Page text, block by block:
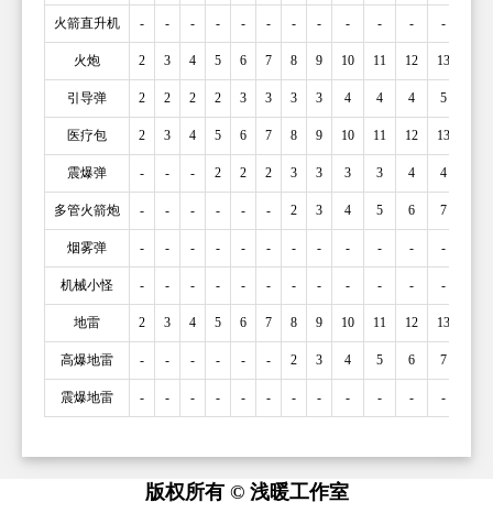
火箭直升机 - - - - - - - - - - - -
火炮 2 3 4 5 6 7 8 9 10 11 12 13
引导弹 2 2 2 2 3 3 3 3 4 4 4 5
医疗包 2 3 4 5 6 7 8 9 10 11 12 13
震爆弹 - - - 2 2 2 3 3 3 3 4 4
多管火箭炮 - - - - - - 2 3 4 5 6 7
烟雾弹 - - - - - - - - - - - -
机械小怪 - - - - - - - - - - - -
地雷 2 3 4 5 6 7 8 9 10 11 12 13
高爆地雷 - - - - - - 2 3 4 5 6 7
震爆地雷 - - - - - - - - - - - -
版权所有 © 浅暖工作室